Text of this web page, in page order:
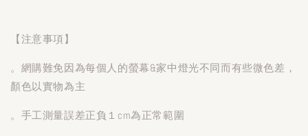
【注意事項】
。網購難免因為每個人的螢幕&家中燈光不同而有些微色差，
顏色以實物為主
。手工測量誤差正負１cm為正常範圍